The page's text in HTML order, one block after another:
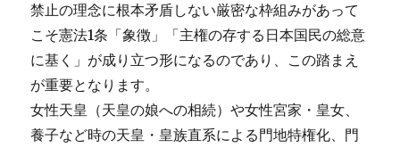
禁止の理念に根本矛盾しない厳密な枠組みがあって
こそ憲法1条「象徴」「主権の存する日本国民の総意
に基く」が成り立つ形になるのであり、この踏まえ
が重要となります。
女性天皇（天皇の娘への相続）や女性宮家・皇女、
養子など時の天皇・皇族直系による門地特権化、門